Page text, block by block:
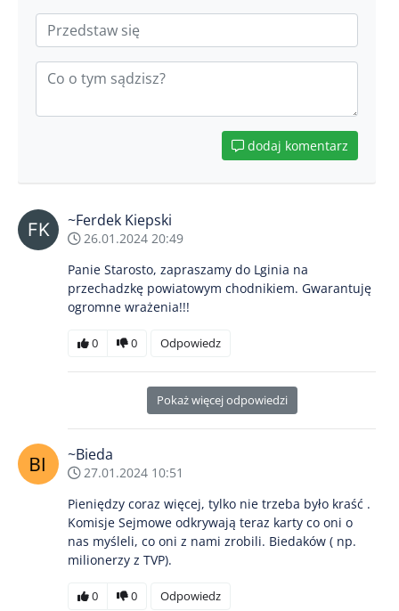
dodaj komentarz
~Ferdek Kiepski
26.01.2024 20:49
Panie Starosto, zapraszamy do Lginia na
przechadzkę powiatowym chodnikiem. Gwarantuję
ogromne wrażenia!!!
0 0 Odpowiedz
Pokaż więcej odpowiedzi
~Bieda
27.01.2024 10:51
Pieniędzy coraz więcej, tylko nie trzeba było kraść .
Komisje Sejmowe odkrywają teraz karty co oni o
nas myśleli, co oni z nami zrobili. Biedaków ( np.
milionerzy z TVP).
0 0 Odpowiedz